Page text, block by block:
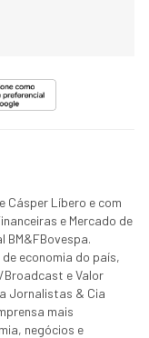
Cásper Líbero e com
e Mercado de
economia do país,
e Valor
Jornalistas & Cia
mais
negócios e